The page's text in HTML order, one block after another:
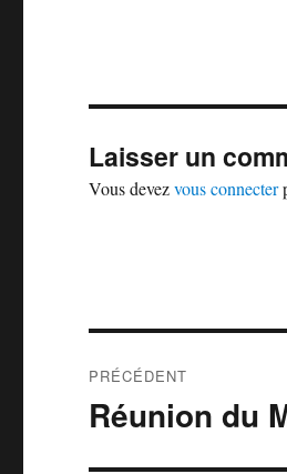
Laisser un
Vous devezvous connecter
de
PRÉCÉDENT
Publication
Réunion du